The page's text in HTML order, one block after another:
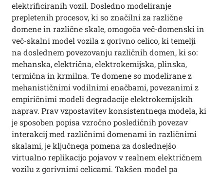
elektrificiranih vozil. Dosledno modeliranje
prepletenih procesov, ki so značilni za različne
domene in različne skale, omogoča več-domenski in
več-skalni model vozila z gorivno celico, ki temelji
na doslednem povezovanju različnih domen, ki so:
mehanska, električna, elektrokemijska, plinska,
termična in krmilna. Te domene so modelirane z
mehanističnimi vodilnimi enačbami, povezanimi z
empiričnimi modeli degradacije elektrokemijskih
naprav. Prav vzpostavitev konsistentnega modela, ki
je sposoben popisa vzročno posledičnih povezav
interakcij med različnimi domenami in različnimi
skalami, je ključnega pomena za doslednejšo
virtualno replikacijo pojavov v realnem električnem
vozilu z gorivnimi celicami. Takšen model pa